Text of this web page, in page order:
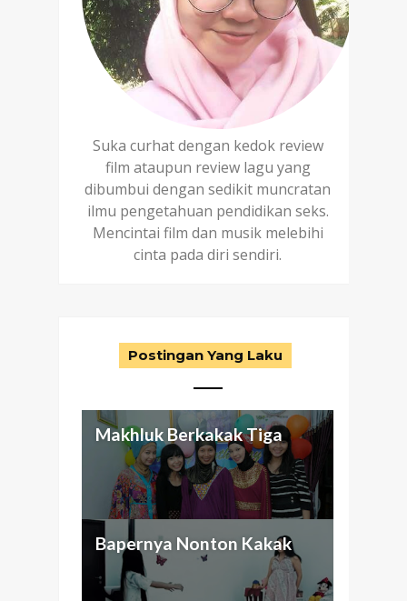
Suka curhat dengan kedok review
film ataupun review lagu yang
dibumbui dengan sedikit muncratan
ilmu pengetahuan pendidikan seks.
Mencintai film dan musik melebihi
cinta pada diri sendiri.
Postingan Yang Laku
Makhluk Berkakak Tiga
Aku dan Keluarga
(abnormal) ku
Antara Seragam Putih-Biru,
Otak Cetek, dan Bunuh Diri
Nggak Cuma Butuh Passion
Buat Beli Mansion
Bapernya Nonton Kakak